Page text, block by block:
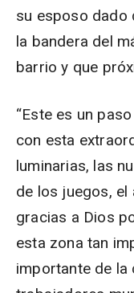
su esposo dado
la bandera del
barrio y que
“Este es un
con esta
luminarias, las
de los juegos, el
gracias a Dios
esta zona tan
importante de